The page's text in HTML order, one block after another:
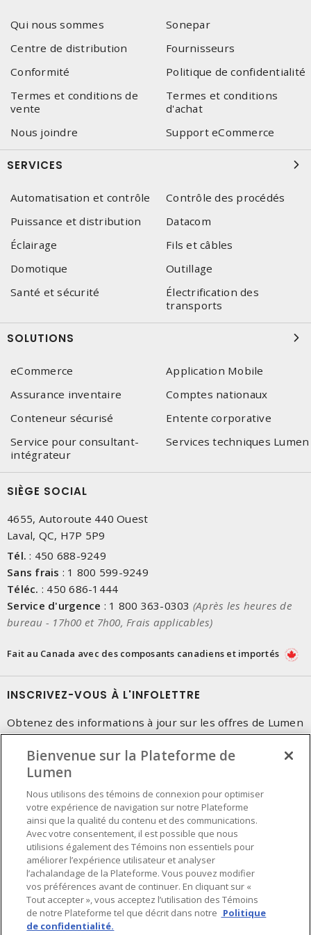
Qui nous sommes
Sonepar
Centre de distribution
Fournisseurs
Conformité
Politique de confidentialité
Termes et conditions de
vente
Termes et conditions
d'achat
Nous joindre
Support eCommerce
SERVICES
Automatisation et contrôle
Contrôle des procédés
Puissance et distribution
Datacom
Éclairage
Fils et câbles
Domotique
Outillage
Santé et sécurité
Électrification des
transports
SOLUTIONS
eCommerce
Application Mobile
Assurance inventaire
Comptes nationaux
Conteneur sécurisé
Entente corporative
Service pour consultant-
intégrateur
Services techniques Lumen
SIÈGE SOCIAL
4655, Autoroute 440 Ouest
Laval, QC, H7P 5P9
Tél. : 450 688-9249
Sans frais : 1 800 599-9249
Téléc. : 450 686-1444
Service d'urgence : 1 800 363-0303 (Après les heures de
bureau - 17h00 et 7h00, Frais applicables)
Fait au Canada avec des composants canadiens et importés
INSCRIVEZ-VOUS À L'INFOLETTRE
Obtenez des informations à jour sur les offres de Lumen
Préférences en matière de cookies
Bienvenue sur la Plateforme de
Lumen
Nous utilisons des témoins de connexion pour optimiser
votre expérience de navigation sur notre Plateforme
ainsi que la qualité du contenu et des communications.
Avec votre consentement, il est possible que nous
utilisions également des Témoins non essentiels pour
améliorer l’expérience utilisateur et analyser
l’achalandage de la Plateforme. Vous pouvez modifier
vos préférences avant de continuer. En cliquant sur «
Tout accepter », vous acceptez l’utilisation des Témoins
de notre Plateforme tel que décrit dans notre Politique
de confidentialité.